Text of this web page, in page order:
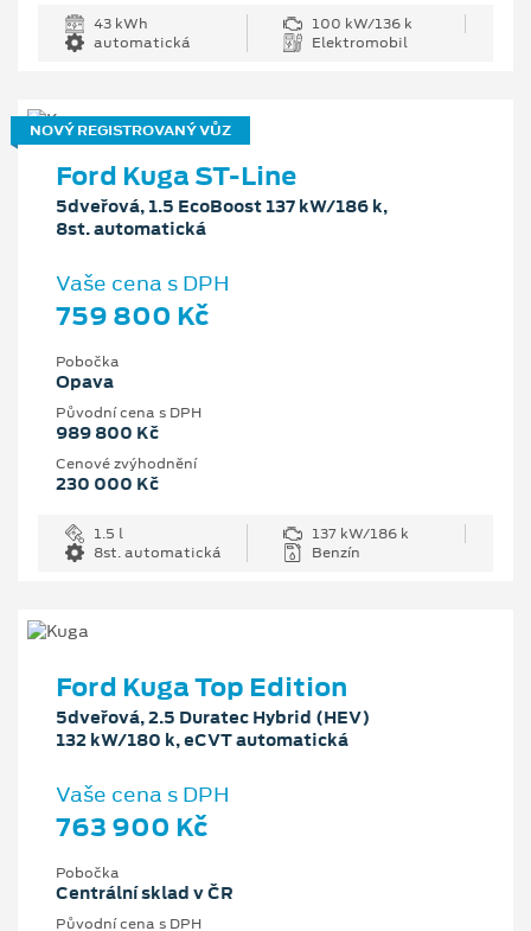
43 kWh
100 kW/136 k
automatická
Elektromobil
NOVÝ REGISTROVANÝ VŮZ
Ford Kuga ST-Line
5dveřová, 1.5 EcoBoost 137 kW/186 k,
8st. automatická
Vaše cena s DPH
759 800 Kč
Pobočka
Opava
Původní cena s DPH
989 800 Kč
Cenové zvýhodnění
230 000 Kč
1.5 l
137 kW/186 k
8st. automatická
Benzín
Ford Kuga Top Edition
5dveřová, 2.5 Duratec Hybrid (HEV)
132 kW/180 k, eCVT automatická
Vaše cena s DPH
763 900 Kč
Pobočka
Centrální sklad v ČR
Původní cena s DPH